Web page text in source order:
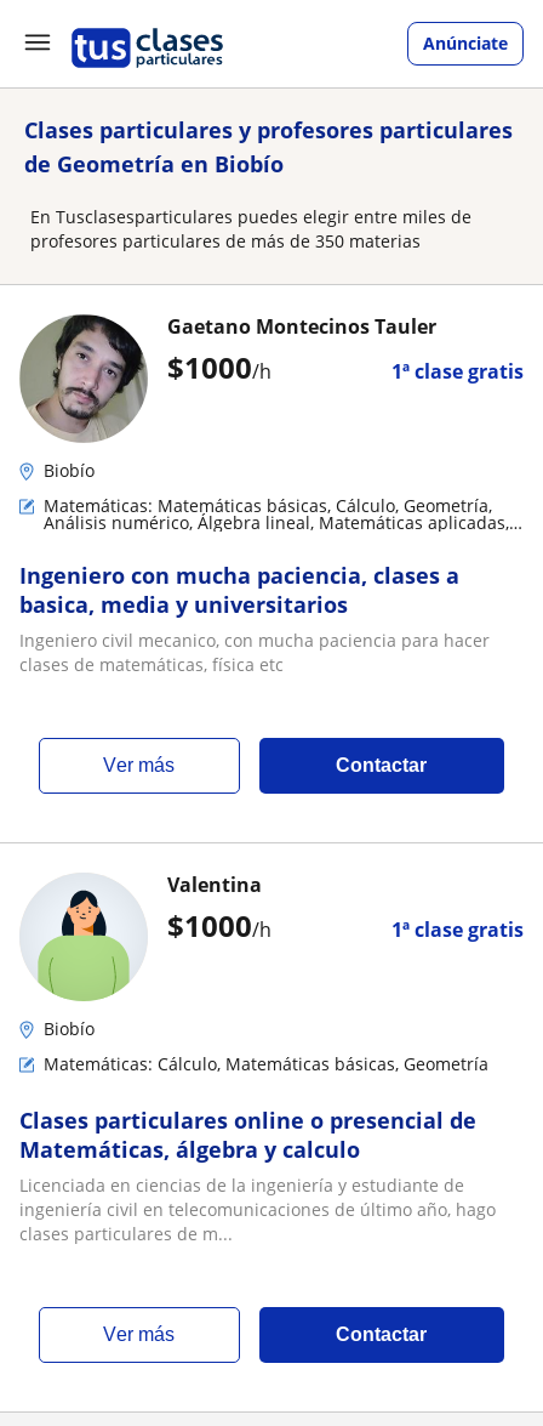
Anúnciate
Clases particulares y profesores particulares
de Geometría en Biobío
En Tusclasesparticulares puedes elegir entre miles de
profesores particulares de más de 350 materias
$1000/h 1ª clase gratis
Gaetano Montecinos Tauler
Biobío
Matemáticas: Matemáticas básicas, Cálculo, Geometría,
Análisis numérico, Álgebra lineal, Matemáticas aplicadas,
Ingeniero con mucha paciencia, clases a
basica, media y universitarios
Ingeniero civil mecanico, con mucha paciencia para hacer
clases de matemáticas, física etc
ver más Contactar
$1000/h 1ª clase gratis
Valentina
Biobío
Matemáticas: Cálculo, Matemáticas básicas, Geometría
Clases particulares online o presencial de
Matemáticas, álgebra y calculo
Licenciada en ciencias de la ingeniería y estudiante de
ingeniería civil en telecomunicaciones de último año, hago
clases particulares de m...
ver más Contactar